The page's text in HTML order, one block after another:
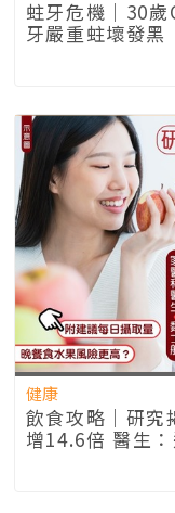
蛀牙危機｜30
牙嚴重蛀壞發黑
健康
飲食攻略｜研究
增14.6倍 醫生